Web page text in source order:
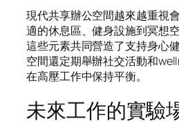
現代共享辦公空間越來越重視
適的休息區、健身設施到冥想
這些元素共同營造了支持身心
空間還定期舉辦社交活動和
在高壓工作中保持平衡。
未來工作的實驗